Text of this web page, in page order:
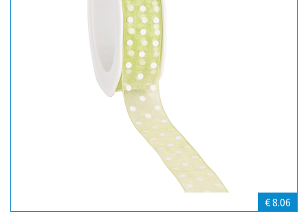
€ 8.06